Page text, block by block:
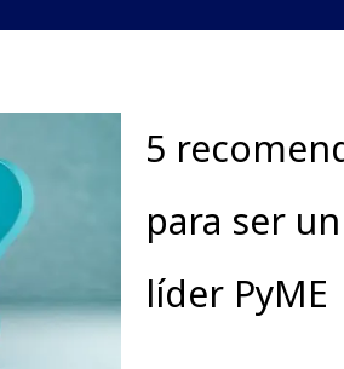
5
para ser
líder PyME